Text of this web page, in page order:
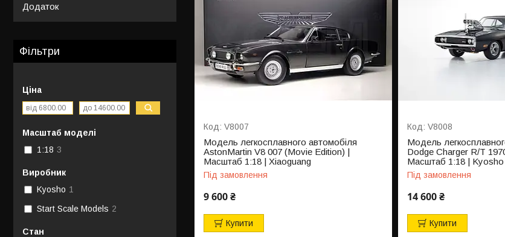
V8007
Модель легкосплавного автомобіля
AstonMartin V8 007 (Movie Edition) |
Масштаб 1:18 | Xiaoguang
Під замовлення
9 600 ₴
Купити
V8008
Модель
Dodge Charger R/T
Масштаб 1:18 | Kyosho
Під замовлення
14 600 ₴
Купити
Додаток
Фільтри
Ціна
Масштаб моделі
1:18 3
Виробник
Kyosho 1
Start Scale Models 2
Стан